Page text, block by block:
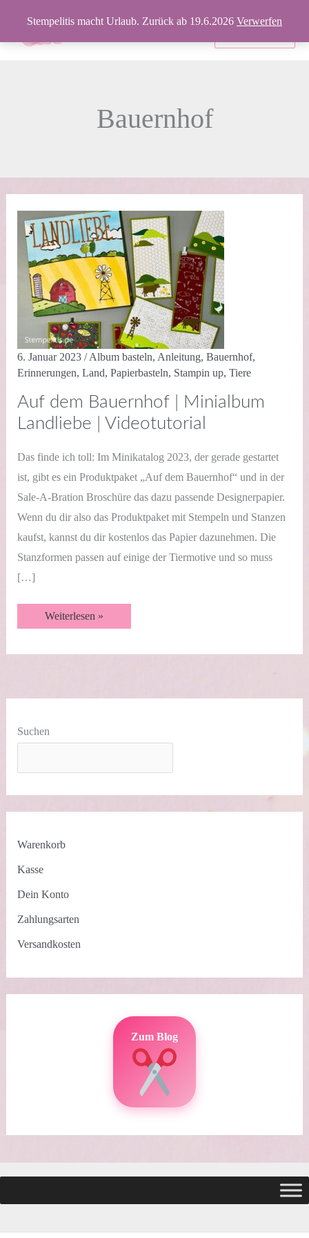
Stempelitis macht Urlaub. Zurück ab 19.6.2026 Verwerfen
springen
Produkte
Bauernhof
6. Januar 2023 /Album basteln, Anleitung, Bauernhof,
Erinnerungen, Land, Papierbasteln, Stampin up, Tiere
Auf dem Bauernhof | Minialbum
Landliebe | Videotutorial
Das finde ich toll: Im Minikatalog 2023, der gerade gestartet
ist, gibt es ein Produktpaket „Auf dem Bauernhof“ und in der
Sale-A-Bration Broschüre das dazu passende Designerpapier.
Wenn du dir also das Produktpaket mit Stempeln und Stanzen
kaufst, kannst du dir kostenlos das Papier dazunehmen. Die
Stanzformen passen auf einige der Tiermotive und so muss
[…]
Auf
dem
Weiterlesen »
Suchen
Warenkorb
Kasse
Dein Konto
Zahlungsarten
Versandkosten
Zum Blog